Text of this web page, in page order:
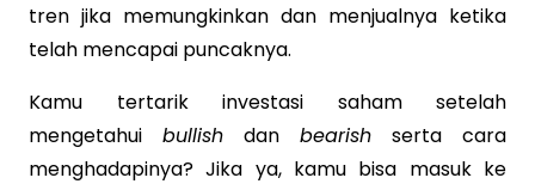
tren jika memungkinkan dan menjualnya ketika
telah mencapai puncaknya.
Kamu tertarik investasi saham setelah
mengetahui bullish dan bearish serta cara
menghadapinya? Jika ya, kamu bisa masuk ke